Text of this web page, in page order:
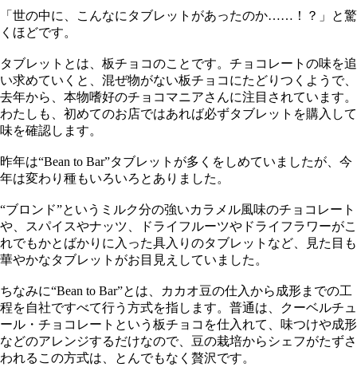
「世の中に、こんなにタブレットがあったのか……！？」と驚
くほどです。
タブレットとは、板チョコのことです。チョコレートの味を追
い求めていくと、混ぜ物がない板チョコにたどりつくようで、
去年から、本物嗜好のチョコマニアさんに注目されています。
わたしも、初めてのお店ではあれば必ずタブレットを購入して
味を確認します。
昨年は“Bean to Bar”タブレットが多くをしめていましたが、今
年は変わり種もいろいろとありました。
“ブロンド”というミルク分の強いカラメル風味のチョコレート
や、スパイスやナッツ、ドライフルーツやドライフラワーがこ
れでもかとばかりに入った具入りのタブレットなど、見た目も
華やかなタブレットがお目見えしていました。
ちなみに“Bean to Bar”とは、カカオ豆の仕入から成形までの工
程を自社ですべて行う方式を指します。普通は、クーベルチュ
ール・チョコレートという板チョコを仕入れて、味つけや成形
などのアレンジするだけなので、豆の栽培からシェフがたずさ
われるこの方式は、とんでもなく贅沢です。